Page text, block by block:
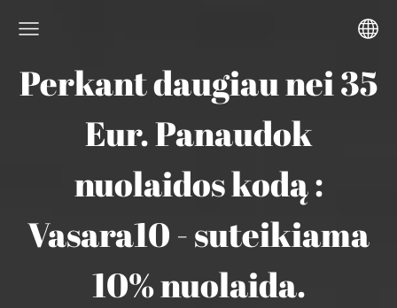
Perkant daugiau nei 35
Eur. Panaudok
nuolaidos kodą :
Vasara10 - suteikiama
10% nuolaida.